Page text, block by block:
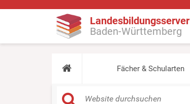
Landesbildungsserver
Baden-Württemberg
Fächer & Schularten